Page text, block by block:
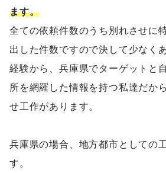
ます。
全ての依頼件数のうち別れさせに
出した件数ですので決して少なく
経験から、兵庫県でターゲットと
所を網羅した情報を持つ私達だか
せ工作があります。
兵庫県の場合、地方都市としての
す。